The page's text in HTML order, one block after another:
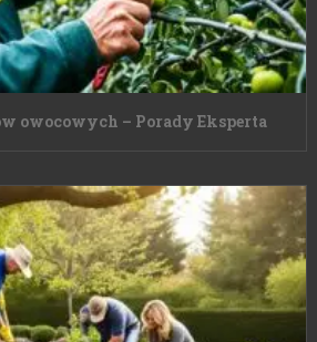
owocowych – Porady Eksperta